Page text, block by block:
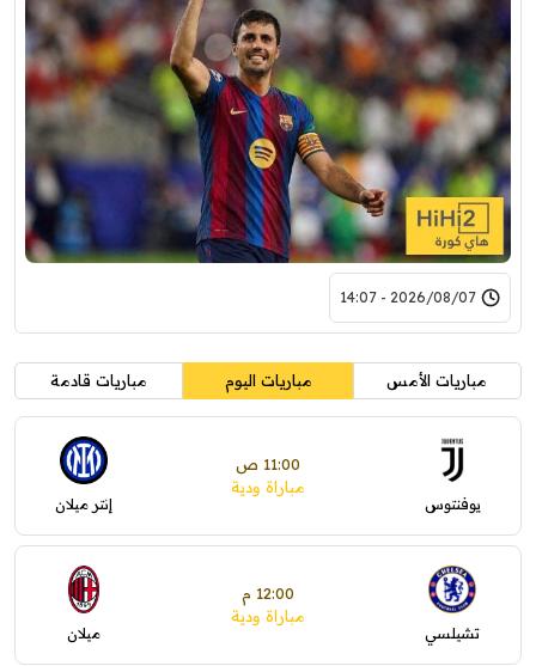
2026/08/07 - 14:07
مباريات الأمس مباريات اليوم مباريات قادمة
يوفنتوس
11:00 ص
مباراة ودية
إنتر ميلان
تشيلسي
12:00 م
مباراة ودية
ميلان